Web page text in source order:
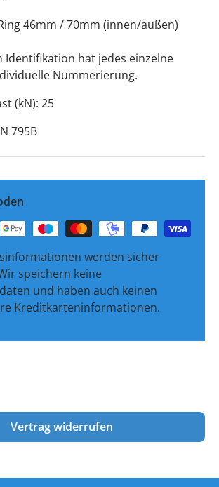
46mm / 70mm (innen/außen)
Identifikation hat jedes einzelne
Nummerierung.
(kN): 25
795B
werden sicher
speichern keine
und haben auch keinen
Kreditkarteninformationen.
Vertrag widerrufen